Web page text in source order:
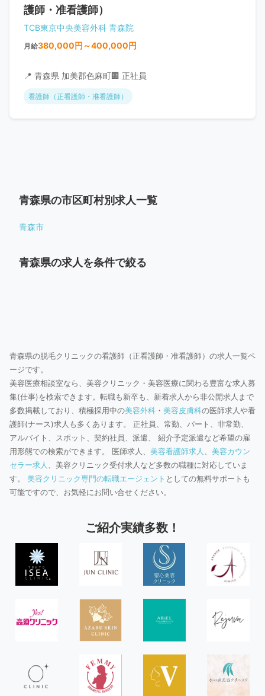
護師・准看護師）
TCB東京中央美容外科 青森院
月給380,000円～400,000円
📍 青森県 加美郡色麻町🏢 正社員
看護師（正看護師・准看護師）
青森県の市区町村別求人一覧
青森市
青森県の求人を条件で絞る
青森県の脱毛クリニックの看護師（正看護師・准看護師）の求人一覧ペ
ージです。
美容医療相談室なら、美容クリニック・美容医療に関わる豊富な求人募
集(仕事)を検索できます。転職も新卒も、新着求人から非公開求人まで
多数掲載しており、積極採用中の美容外科 ・ 美容皮膚科の医師求人や看
護師(ナース)求人も多くあります。 正社員、常勤、パート、非常勤、
アルバイト、スポット、契約社員、派遣、 紹介予定派遣など希望の雇
用形態での検索ができます。 医師求人、 美容看護師求人
美容カウン
セラー求人
、美容クリニック受付求人など多数の職種に対応していま
す。 美容クリニック専門の転職エージェント としての無料サポートも
可能ですので、お気軽にお問い合せください。
ご紹介実績多数！